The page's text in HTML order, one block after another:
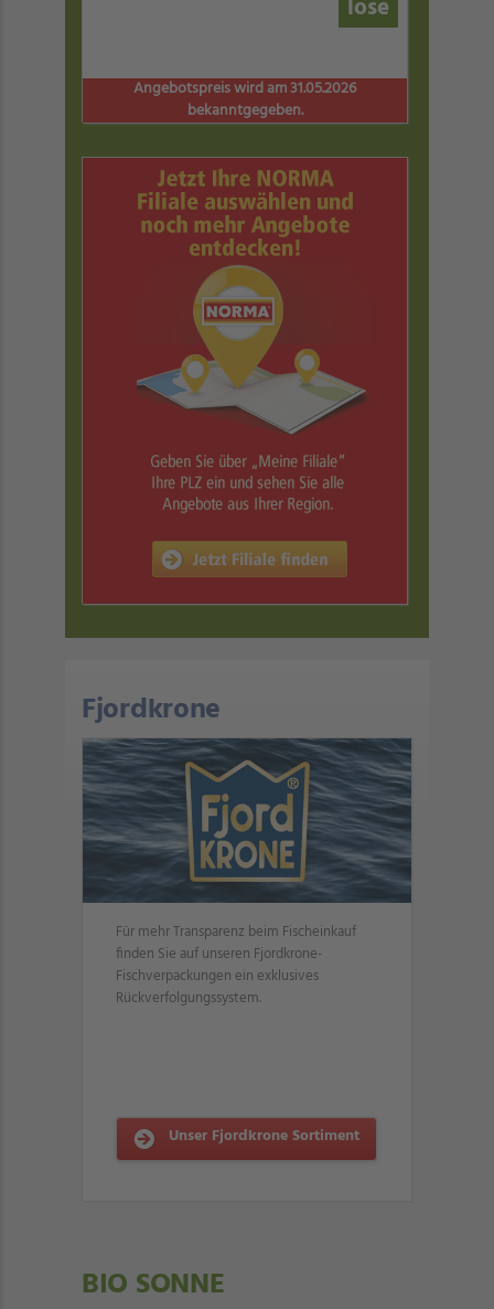
lose
Angebotspreis wird am 31.05.2026
bekanntgegeben.
Fjordkrone
Für mehr Transparenz beim Fischeinkauf
finden Sie auf unseren Fjordkrone-
Fischverpackungen ein exklusives
Rückverfolgungssystem.
Unser Fjordkrone Sortiment
BIO SONNE